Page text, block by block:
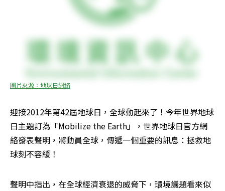
圖片來源：地球日網絡
迎接2012年第42屆地球日，全球動起來了！今年世界地球
日主題訂為「Mobilize the Earth」，世界地球日官方網
絡發表聲明，將動員全球，傳遞一個重要的訊息：拯救地
球刻不容緩！
聲明中指出，在全球經濟衰退的威脅下，環境議題看來似